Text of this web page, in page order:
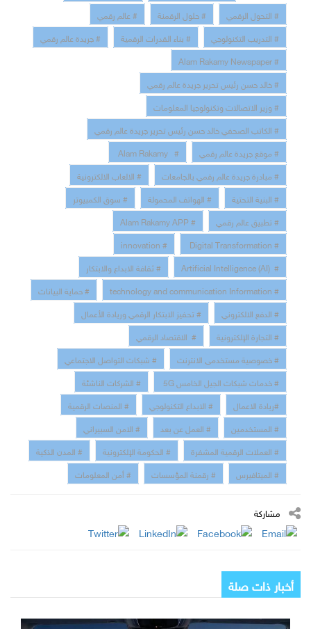
# التحول الرقمي
# حلول الرقمنة
# عالم رقمي
# التدريب التكنولوجي
# بناء القدرات الرقمية
# جريدة عالم رقمي
# Alam Rakamy Newspaper
# خالد حسن رئيس تحرير جريدة عالم رقمي
# وزير الاتصالات وتكنولوجيا المعلومات
# الكاتب الصحفي خالد حسن رئيس تحرير جريدة عالم رقمي
# موقع جريدة عالم رقمي
# Alam Rakamy
# مبادرة جريدة عالم رقمي بالجامعات
# الالعاب الالكترونية
# البنية التحتية
# الهواتف المحمولة
# سوق الكمبيوتر
# تطبيق عالم رقمي
# Alam Rakamy APP
# Digital Transformation
# innovation
# Artificial Intelligence (AI)
# ثقافة الابداع والابتكار
# technology and communication Information
# حماية البيانات
# الدفع الالكتروني
# تحفيز الابتكار الرقمي وريادة الأعمال
# التجارة الإلكترونية
# الاقتصاد الرقمي
# خصوصية مستخدمى الانترنت
# شبكات التواصل الاجتماعي
# خدمات شبكات الجيل الخامس 5G
# الشركات الناشئة
#ريادة الاعمال
# الابداع التكنولوجي
# المنصات الرقمية
# المستخدمين
# العمل عن بعد
# الامن السبيراني
# العملات الرقمية المشفرة
# الحكومة الإلكترونية
# المدن الذكية
# الميتافيرس
# رقمنة المؤسسات # أمن المعلومات
مشاركة
أخبار ذات صلة